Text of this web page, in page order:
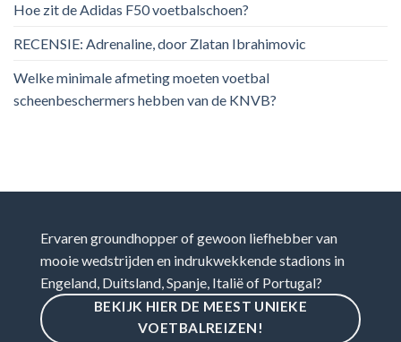
Hoe zit de Adidas F50 voetbalschoen?
RECENSIE: Adrenaline, door Zlatan Ibrahimovic
Welke minimale afmeting moeten voetbal
scheenbeschermers hebben van de KNVB?
Ervaren groundhopper of gewoon liefhebber van
mooie wedstrijden en indrukwekkende stadions in
Engeland, Duitsland, Spanje, Italië of Portugal?
BEKIJK HIER DE MEEST UNIEKE
VOETBALREIZEN!